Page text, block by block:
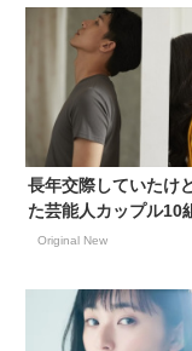
長年交際していたけ
た芸能人カップル10
Original New